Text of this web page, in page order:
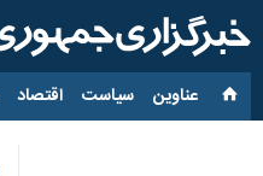
عناوین‌ سیاست اقتصاد